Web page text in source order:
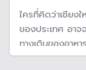
ใครที่คิดว่าเชีย
ของประเทศ อา
ทางเดินของอาห
ใจว่าแหล่งอาหา